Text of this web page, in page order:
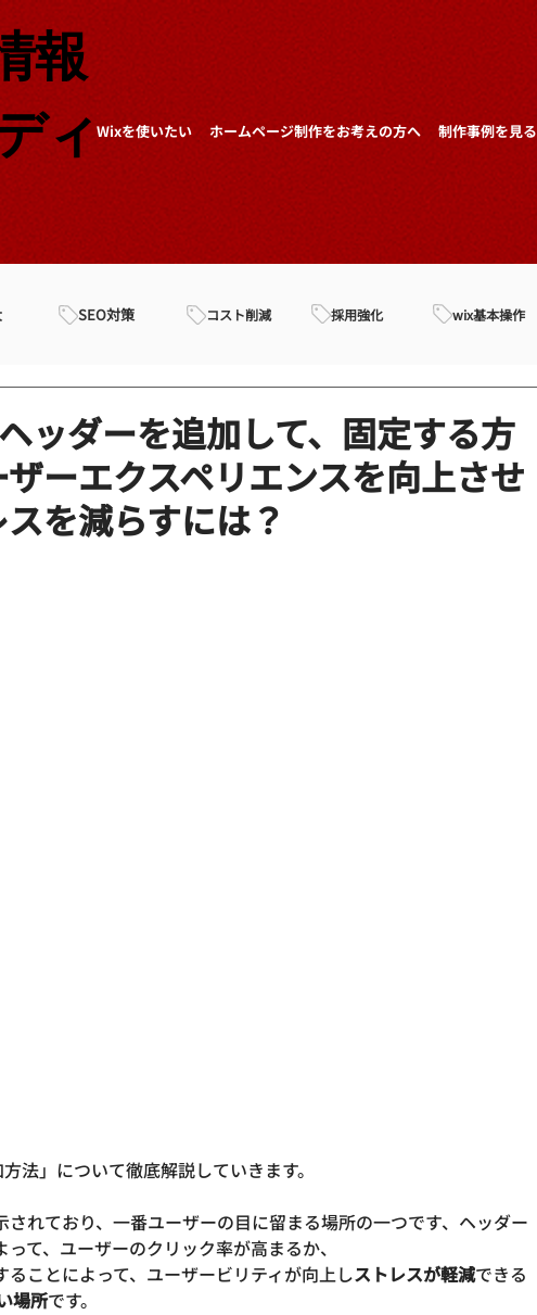
報
ィWixを使いたい ホームページ制作をお考えの方へ 制作事例を見る
SEO対策 コスト削減 採用強化 wix基本操作
ッダーを追加して、固定する方
ーエクスペリエンスを向上させ
を減らすには？
法」について徹底解説していきます。
れており、一番ユーザーの目に留まる場所の一つです、ヘッダー
て、ユーザーのクリック率が高まるか、
ことによって、ユーザービリティが向上しストレスが軽減できる
場所です。